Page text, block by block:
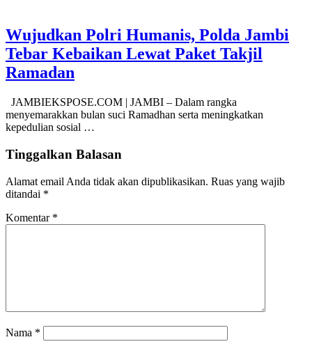
Wujudkan Polri Humanis, Polda Jambi
Tebar Kebaikan Lewat Paket Takjil
Ramadan
JAMBIEKSPOSE.COM | JAMBI – Dalam rangka
menyemarakkan bulan suci Ramadhan serta meningkatkan
kepedulian sosial …
Tinggalkan Balasan
Alamat email Anda tidak akan dipublikasikan. Ruas yang wajib
ditandai *
Komentar *
Nama *